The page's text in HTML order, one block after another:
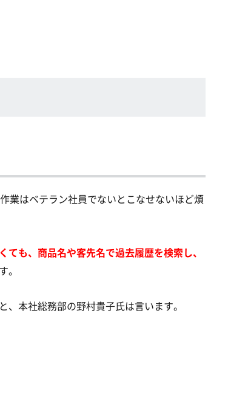
業はベテラン社員でないとこなせないほど煩
ても、商品名や客先名で過去履歴を検索し、
。
本社総務部の野村貴子氏は言います。